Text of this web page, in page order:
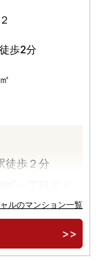
歩2分
徒歩２分
一丁目アド
ルのマンション一覧